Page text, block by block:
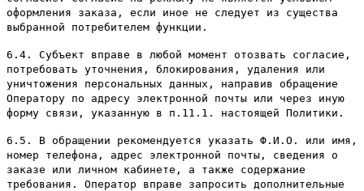
оформления заказа, если иное не следует из существа
выбранной потребителем функции.
6.4. Субъект вправе в любой момент отозвать согласие,
потребовать уточнения, блокирования, удаления или
уничтожения персональных данных, направив обращение
Оператору по адресу электронной почты или через иную
форму связи, указанную в п.11.1. настоящей Политики.
6.5. В обращении рекомендуется указать Ф.И.О. или имя,
номер телефона, адрес электронной почты, сведения о
заказе или личном кабинете, а также содержание
требования. Оператор вправе запросить дополнительные